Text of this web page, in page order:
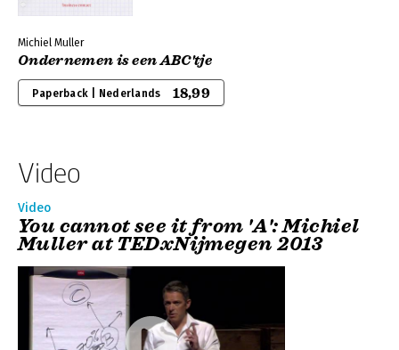
Michiel Muller
Ondernemen is een ABC'tje
Paperback | Nederlands 18,99
Video
Video
You cannot see it from 'A': Michiel
Muller at TEDxNijmegen 2013